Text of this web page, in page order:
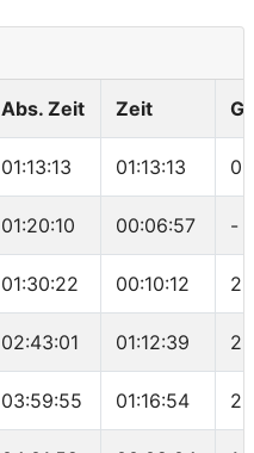
Abs. Zeit Zeit
01:13:13 01:13:13
01:20:10 00:06:57 -
01:30:22 00:10:12
02:43:01 01:12:39
03:59:55 01:16:54